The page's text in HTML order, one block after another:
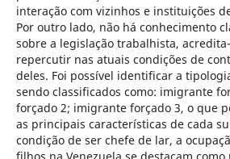
interação com vizinhos e instituições
Por outro lado, não há conhecimento
sobre a legislação trabalhista,
repercutir nas atuais condições de
deles. Foi possível identificar a
sendo classificados como: imigrante
forçado 2; imigrante forçado 3, o que
as principais características de cada
condição de ser chefe de lar, a